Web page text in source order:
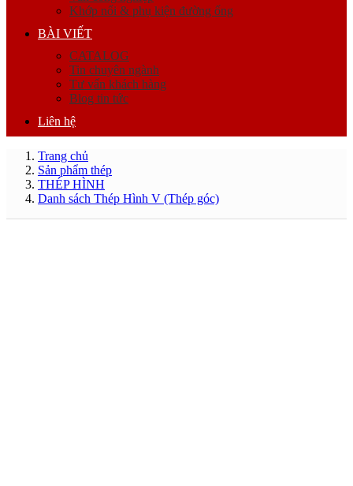
Khớp nối & phụ kiện đường ống
BÀI VIẾT
CATALOG
Tin chuyên ngành
Tư vấn khách hàng
Blog tin tức
Liên hệ
Trang chủ
Sản phẩm thép
THÉP HÌNH
Danh sách Thép Hình V (Thép góc)